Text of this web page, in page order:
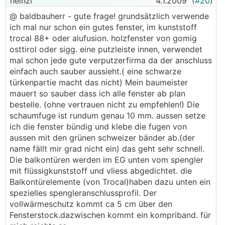
@ baldbauherr - gute frage! grundsätzlich verwende
ich mal nur schon ein gutes fenster, im kunststoff
trocal 88+ oder alufusion. holzfenster von gomig
osttirol oder sigg. eine putzleiste innen, verwendet
mal schon jede gute verputzerfirma da der anschluss
einfach auch sauber aussieht.( eine schwarze
türkenpartie macht das nicht) Mein baumeister
mauert so sauber dass ich alle fenster ab plan
bestelle. (ohne vertrauen nicht zu empfehlen!) Die
schaumfuge ist rundum genau 10 mm. aussen setze
ich die fenster bündig und klebe die fugen von
aussen mit den grünen schweizer bänder ab.(der
name fällt mir grad nicht ein) das geht sehr schnell.
Die balkontüren werden im EG unten vom spengler
mit flüssigkunststoff und vliess abgedichtet. die
Balkontürelemente (von Trocal)haben dazu unten ein
spezielles spengleranschlussprofil. Der
vollwärmeschutz kommt ca 5 cm über den
Fensterstock.dazwischen kommt ein kompriband. für